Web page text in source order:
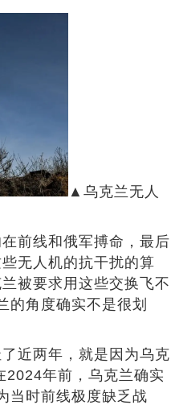
▲乌克兰无人
前线和俄军搏命，最后
无人机的抗干扰的算
被要求用这些交换飞不
的角度确实不是很划
近两年，就是因为乌克
2024年前，乌克兰确实
当时前线极度缺乏战